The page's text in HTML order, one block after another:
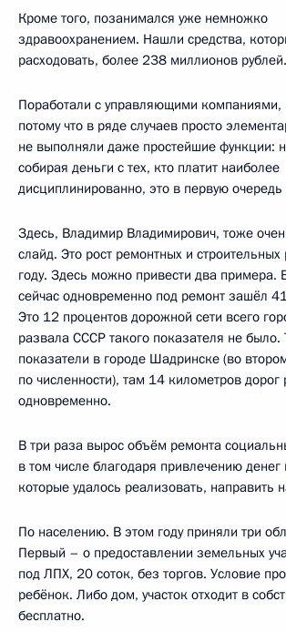
Кроме того, позанимался уже немножко
здравоохранением. Нашли средства,
расходовать, более 238 миллионов рублей.
Поработали с управляющими компаниями,
потому что в ряде случаев просто
не выполняли даже простейшие функции:
собирая деньги с тех, кто платит наиболее
дисциплинированно, это в первую
Здесь, Владимир Владимирович, тоже
слайд. Это рост ремонтных и строительных
году. Здесь можно привести два примера.
сейчас одновременно под ремонт зашёл
Это 12 процентов дорожной сети всего
развала СССР такого показателя не
показатели в городе Шадринске (во
по численности), там 14 километров дорог
одновременно.
В три раза вырос объём ремонта
в том числе благодаря привлечению
которые удалось реализовать, направить
По населению. В этом году приняли три
Первый – о предоставлении земельных
под ЛПХ, 20 соток, без торгов. Условие
ребёнок. Либо дом, участок отходит в
бесплатно.